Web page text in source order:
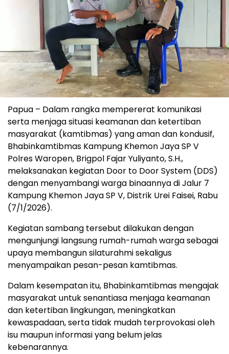
Papua – Dalam rangka mempererat komunikasi
serta menjaga situasi keamanan dan ketertiban
masyarakat (kamtibmas) yang aman dan kondusif,
Bhabinkamtibmas Kampung Khemon Jaya SP V
Polres Waropen, Brigpol Fajar Yuliyanto, S.H.,
melaksanakan kegiatan Door to Door System (DDS)
dengan menyambangi warga binaannya di Jalur 7
Kampung Khemon Jaya SP V, Distrik Urei Faisei, Rabu
(7/1/2026).
Kegiatan sambang tersebut dilakukan dengan
mengunjungi langsung rumah-rumah warga sebagai
upaya membangun silaturahmi sekaligus
menyampaikan pesan-pesan kamtibmas.
Dalam kesempatan itu, Bhabinkamtibmas mengajak
masyarakat untuk senantiasa menjaga keamanan
dan ketertiban lingkungan, meningkatkan
kewaspadaan, serta tidak mudah terprovokasi oleh
isu maupun informasi yang belum jelas
kebenarannya.